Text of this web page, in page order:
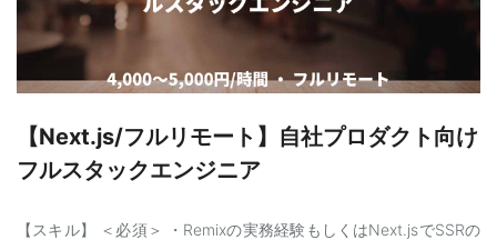
【Next.js/フルリモート】自社プロダクト向け
フルスタックエンジニア
【スキル】 ＜必須＞ ・Remixの実務経験もしくはNext.jsでSSRの